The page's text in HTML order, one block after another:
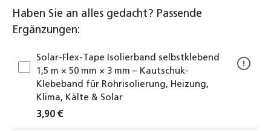
Haben Sie an alles gedacht? Passende
Ergänzungen:
Solar-Flex-Tape Isolierband selbstklebend
1,5 m × 50 mm × 3 mm – Kautschuk-
Klebeband für Rohrisolierung, Heizung,
Klima, Kälte & Solar
3,90 €